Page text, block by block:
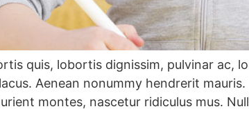
quis, lobortis dignissim, pulvinar ac,
Aenean nonummy hendrerit
montes, nascetur ridiculus mus.